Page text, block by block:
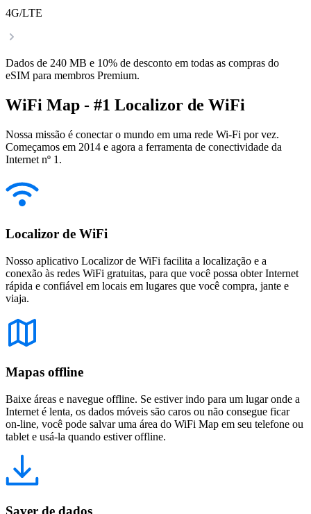
4G/LTE
Dados de 240 MB e 10% de desconto em todas as compras do
eSIM para membros Premium.
WiFi Map - #1 Localizor de WiFi
Nossa missão é conectar o mundo em uma rede Wi-Fi por vez.
Começamos em 2014 e agora a ferramenta de conectividade da
Internet nº 1.
Localizor de WiFi
Nosso aplicativo Localizor de WiFi facilita a localização e a
conexão às redes WiFi gratuitas, para que você possa obter Internet
rápida e confiável em locais em lugares que você compra, jante e
viaja.
Mapas offline
Baixe áreas e navegue offline. Se estiver indo para um lugar onde a
Internet é lenta, os dados móveis são caros ou não consegue ficar
on-line, você pode salvar uma área do WiFi Map em seu telefone ou
tablet e usá-la quando estiver offline.
Saver de dados